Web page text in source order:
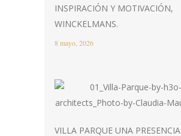
INSPIRACIÓN Y MOTIVACIÓN,
WINCKELMANS.
8 mayo, 2026
VILLA PARQUE UNA PRESENCIA